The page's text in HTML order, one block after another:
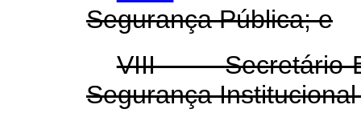
Segurança Pública; e
VIII -
Segurança